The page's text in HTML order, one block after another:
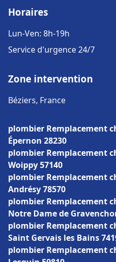
Horaires
Lun-Ven: 8h-19h
Service d'urgence 24/7
Zone intervention
Béziers, France
plombier Remplacement
Épernon 28230
plombier Remplacement
Woippy 57140
plombier Remplacement
Andrésy 78570
plombier Remplacement
Notre Dame de
plombier Remplacement
Saint Gervais les Bains
plombier Remplacement